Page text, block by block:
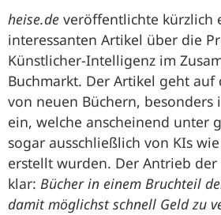
heise.de veröffentlichte kürzlich
interessanten Artikel über die
Künstlicher-Intelligenz im
Buchmarkt. Der Artikel geht auf
von neuen Büchern, besonders
ein, welche anscheinend unter
sogar ausschließlich von KIs wie
erstellt wurden. Der Antrieb der
klar: Bücher in einem Bruchteil
damit möglichst schnell Geld zu